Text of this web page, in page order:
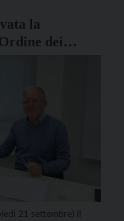
la
dei
21 settembre) il